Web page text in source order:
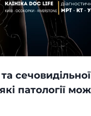
сечовидільної
патології